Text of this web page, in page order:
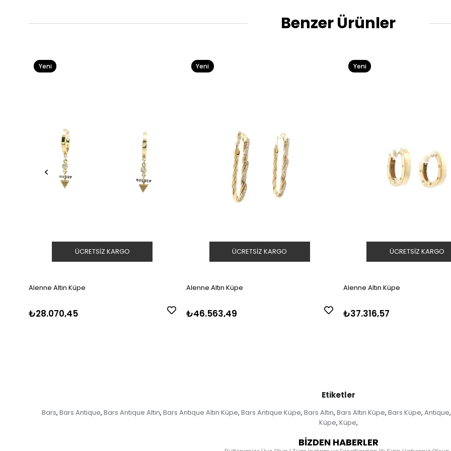
Benzer Ürünler
Alenne Altın Küpe
₺28.070,45
ÜCRETSIZ KARGO
Yeni
Alenne Altın Küpe
₺46.563,49
ÜCRETSIZ KARGO
Yeni
Alenne Altın Küpe
₺37.316,57
ÜCRETSIZ KARGO
Yeni
Etiketler
Bars, Bars Antique, Bars Antique Altın, Bars Antique Altın Küpe, Bars Antique Küpe, Bars Altın, Bars Altın Küpe, Bars Küpe, Antique,
Küpe, Küpe,
BİZDEN HABERLER